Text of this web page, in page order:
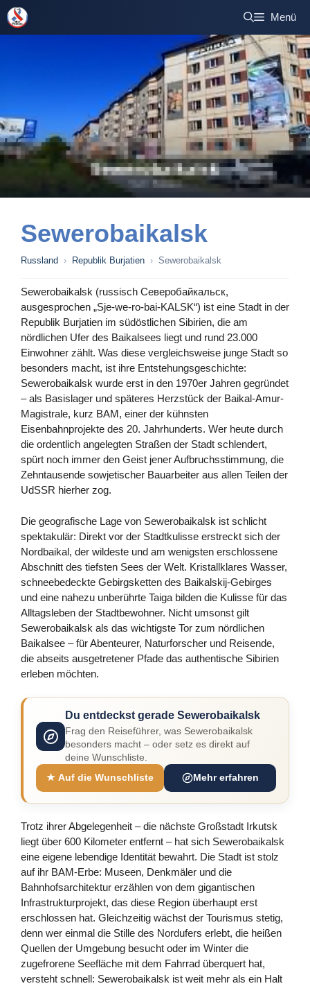
Zum
Inhalt
springen
Menü
Sewerobaikalsk
Russland › Republik Burjatien › Sewerobaikalsk
Sewerobaikalsk (russisch Северобайкальск,
ausgesprochen „Sje-we-ro-bai-KALSK“) ist eine Stadt in der
Republik Burjatien im südöstlichen Sibirien, die am
nördlichen Ufer des Baikalsees liegt und rund 23.000
Einwohner zählt. Was diese vergleichsweise junge Stadt so
besonders macht, ist ihre Entstehungsgeschichte:
Sewerobaikalsk wurde erst in den 1970er Jahren gegründet
– als Basislager und späteres Herzstück der Baikal-Amur-
Magistrale, kurz BAM, einer der kühnsten
Eisenbahnprojekte des 20. Jahrhunderts. Wer heute durch
die ordentlich angelegten Straßen der Stadt schlendert,
spürt noch immer den Geist jener Aufbruchsstimmung, die
Zehntausende sowjetischer Bauarbeiter aus allen Teilen der
UdSSR hierher zog.
Die geografische Lage von Sewerobaikalsk ist schlicht
spektakulär: Direkt vor der Stadtkulisse erstreckt sich der
Nordbaikal, der wildeste und am wenigsten erschlossene
Abschnitt des tiefsten Sees der Welt. Kristallklares Wasser,
schneebedeckte Gebirgsketten des Baikalskij-Gebirges
und eine nahezu unberührte Taiga bilden die Kulisse für das
Alltagsleben der Stadtbewohner. Nicht umsonst gilt
Sewerobaikalsk als das wichtigste Tor zum nördlichen
Baikalsee – für Abenteurer, Naturforscher und Reisende,
die abseits ausgetretener Pfade das authentische Sibirien
erleben möchten.
Du entdeckst gerade Sewerobaikalsk
Frag den Reiseführer, was Sewerobaikalsk
besonders macht – oder setz es direkt auf
deine Wunschliste.
★ Auf die Wunschliste
Mehr erfahren
Trotz ihrer Abgelegenheit – die nächste Großstadt Irkutsk
liegt über 600 Kilometer entfernt – hat sich Sewerobaikalsk
eine eigene lebendige Identität bewahrt. Die Stadt ist stolz
auf ihr BAM-Erbe: Museen, Denkmäler und die
Bahnhofsarchitektur erzählen von dem gigantischen
Infrastrukturprojekt, das diese Region überhaupt erst
erschlossen hat. Gleichzeitig wächst der Tourismus stetig,
denn wer einmal die Stille des Nordufers erlebt, die heißen
Quellen der Umgebung besucht oder im Winter die
zugefrorene Seefläche mit dem Fahrrad überquert hat,
versteht schnell: Sewerobaikalsk ist weit mehr als ein Halt